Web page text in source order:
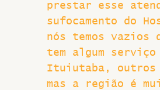
prestar esse
sufocamento do
nós temos vazios
tem algum
Ituiutaba, outros
mas a região é